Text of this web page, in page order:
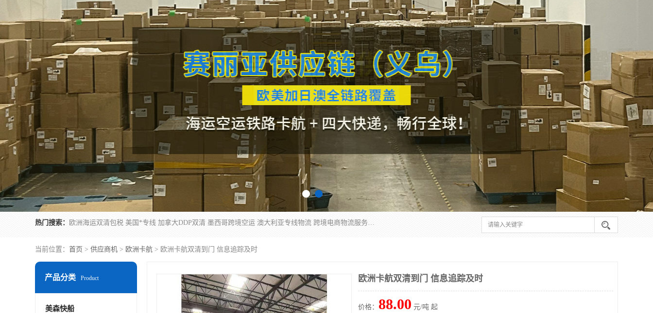
热门搜索： 欧洲海运双清包税 美国*专线 加拿大DDP双清 墨西哥跨境空运 澳大利亚专线物流 跨境电商物流服务 国际快递到门服务 海运*渠道 一站式跨境物流解决方案 TikTok/SHEIN专线 电商平台FBA头程运输 国际铁路运输欧洲 UPS/DDHL/联邦快递跨境 美国双清到门物流 跨境*运输
当前位置： 首页 > 供应商机 > 欧洲卡航 > 欧洲卡航双清到门 信息追踪及时
产品分类 Product
美森快船
欧洲卡航双清到门 信息追踪及时
价格： 88.00 元/吨 起